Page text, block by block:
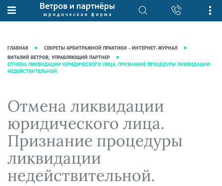
О нас
Рекомендации
Награды и рейтинги
фирмы
Вакансии
Юридические услуги
Интеллектуальная собственность
Корпоративная практика
Сопровождение бизнеса
Ведение уголовных дел
Защита активов
Ведение дел о банкротстве
База знаний
Журнал "Секреты арбитражной
практики"
Статьи
Аудиоподкасты
Справочная
Вопросы-ответы
Вебинары и семинары
Прямые эфиры
ГЛАВНАЯ
СЕКРЕТЫ АРБИТРАЖНОЙ ПРАКТИКИ - ИНТЕРНЕТ-ЖУРНАЛ
ВИТАЛИЙ ВЕТРОВ, УПРАВЛЯЮЩИЙ ПАРТНЕР
ОТМЕНА ЛИКВИДАЦИИ ЮРИДИЧЕСКОГО ЛИЦА. ПРИЗНАНИЕ ПРОЦЕДУРЫ ЛИКВИДАЦИИ
НЕДЕЙСТВИТЕЛЬНОЙ.
Отмена ликвидации
юридического лица.
Признание процедуры
ликвидации
недействительной.